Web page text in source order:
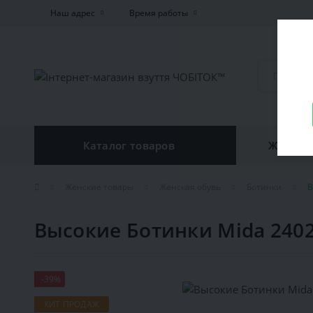
Наш адрес Время работы
Каталог товаров
Высокие Ботинки Mida
-39%
ХИТ ПРОДАЖ